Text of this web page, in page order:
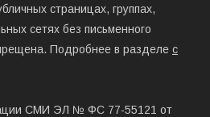
страницах, группах,
сетях без письменного
Подробнее в разделе с
СМИ ЭЛ № ФС 77-55121 от